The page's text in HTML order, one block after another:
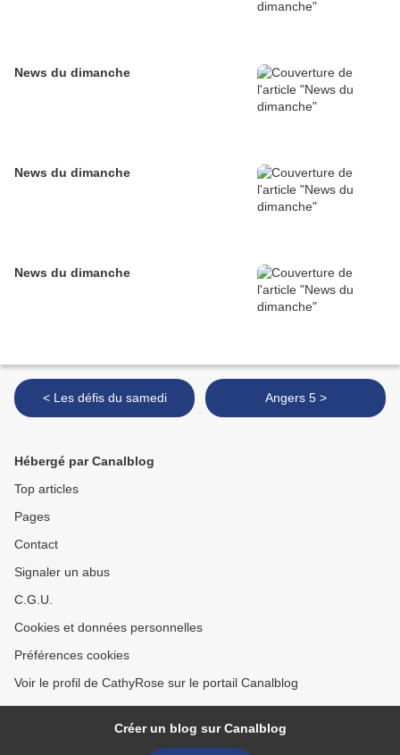
News du dimanche
News du dimanche
News du dimanche
< Les défis du samedi Angers 5 >
Hébergé par Canalblog
Top articles
Pages
Contact
Signaler un abus
C.G.U.
Cookies et données personnelles
Préférences cookies
Voir le profil de CathyRose sur le portail Canalblog
Créer un blog sur Canalblog